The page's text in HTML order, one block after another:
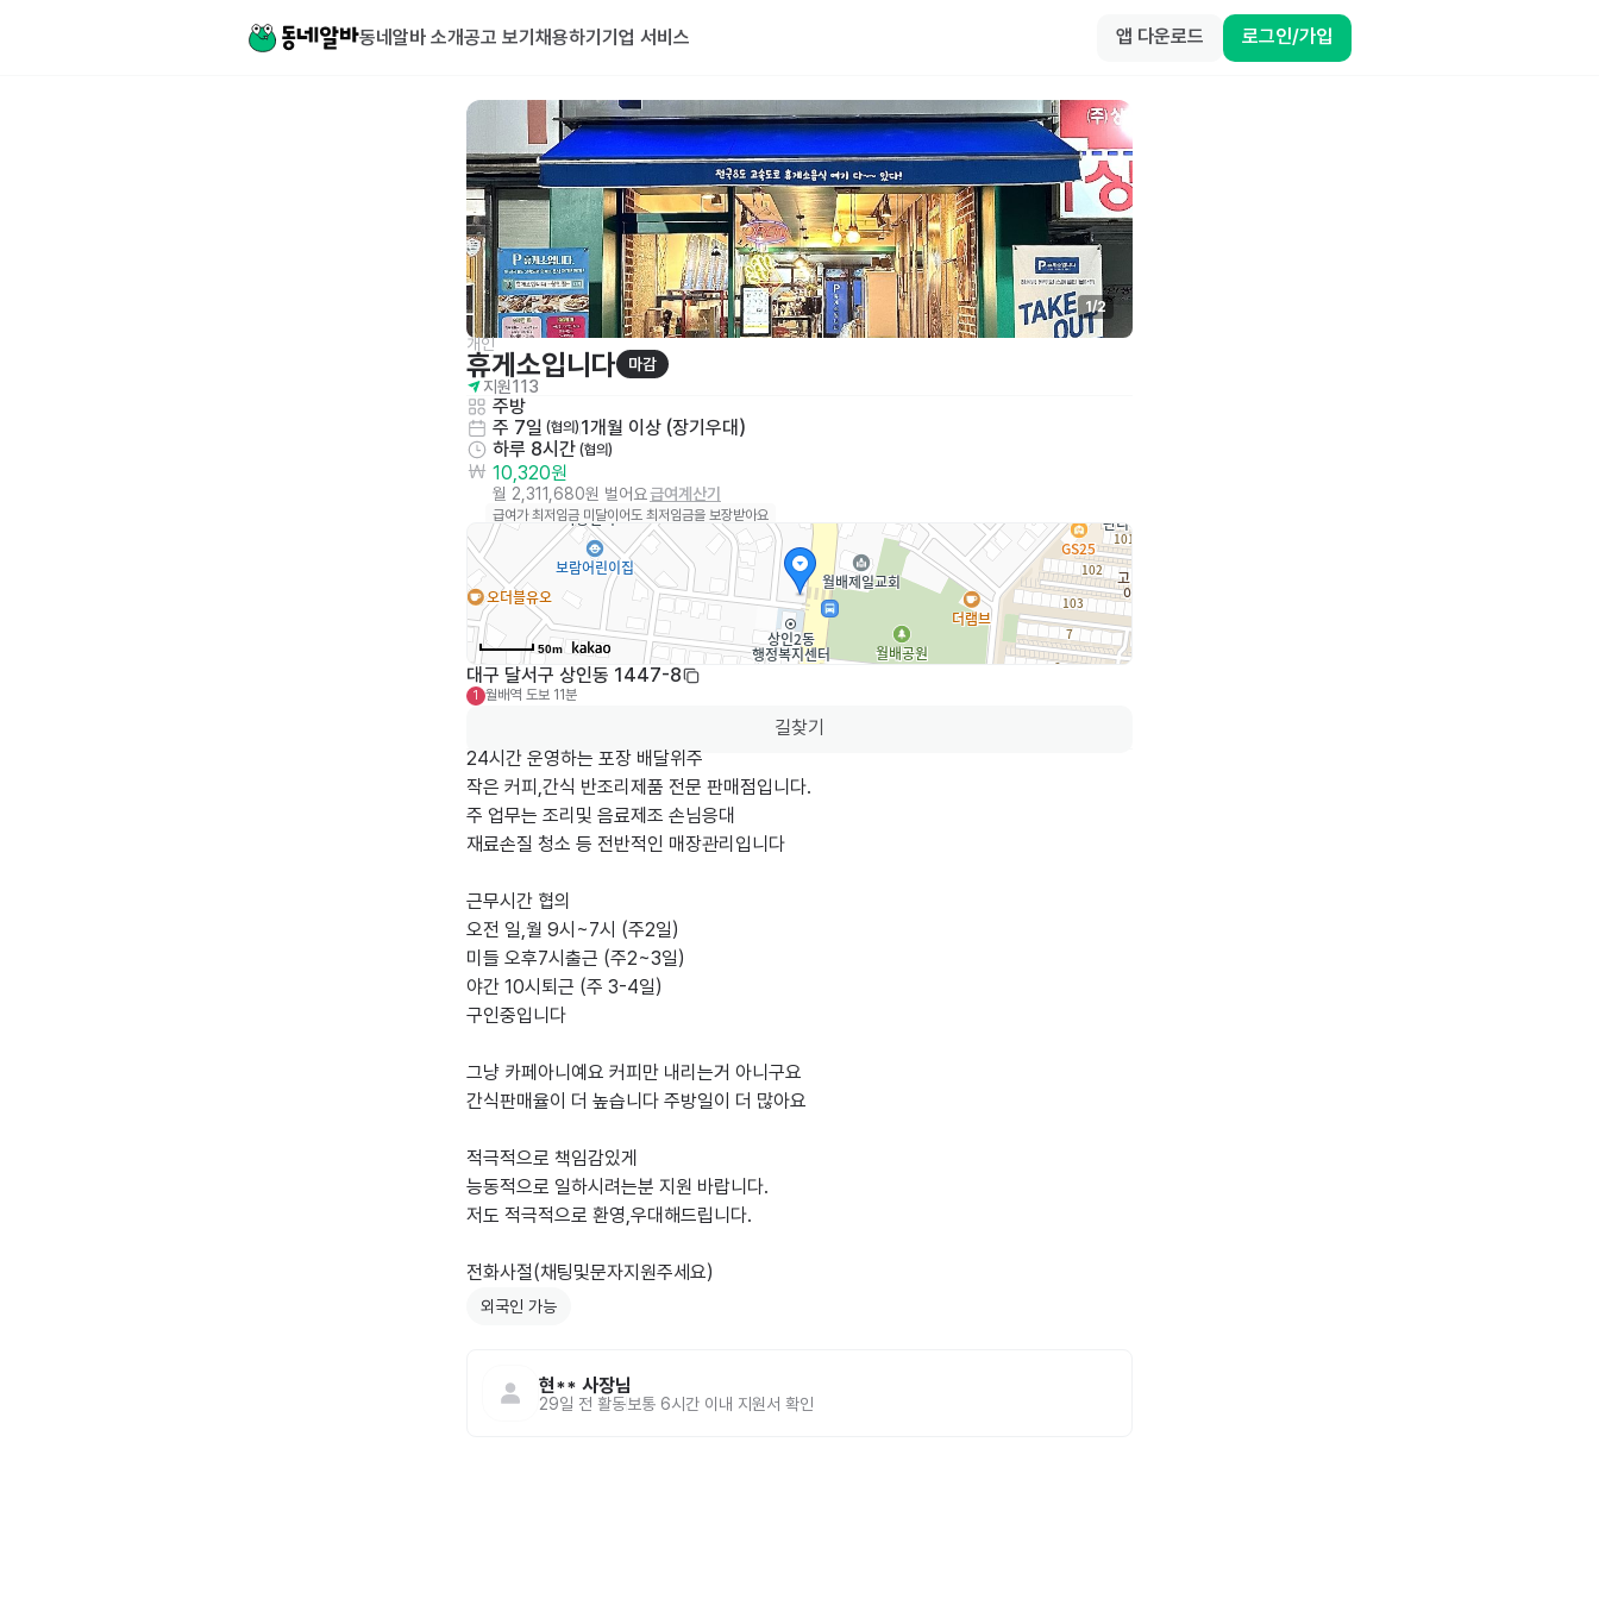
동네알바 소개공고 보기 채용하기 기업 서비스 앱 다운로드 로그인/가입
1/2
개인
휴게소입니다
마감
지원113
주방
주 7일 (협의) 1개월 이상 (장기우대)
하루 8시간 (협의)
10,320원
월 2,311,680원 벌어요급여계산기
급여가 최저임금 미달이어도 최저임금을 보장받아요
50m
대구 달서구 상인동 1447-8
1 월배역 도보 11분
길찾기
24시간 운영하는 포장 배달위주
작은 커피,간식 반조리제품 전문 판매점입니다.
주 업무는 조리및 음료제조 손님응대
재료손질 청소 등 전반적인 매장관리입니다
근무시간 협의
오전 일,월 9시~7시 (주2일)
미들 오후7시출근 (주2~3일)
야간 10시퇴근 (주 3-4일)
구인중입니다
그냥 카페아니예요 커피만 내리는거 아니구요
간식판매율이 더 높습니다 주방일이 더 많아요
적극적으로 책임감있게
능동적으로 일하시려는분 지원 바랍니다.
저도 적극적으로 환영,우대해드립니다.
전화사절(채팅및문자지원주세요)
외국인 가능
현** 사장님
29일 전 활동 보통 6시간 이내 지원서 확인